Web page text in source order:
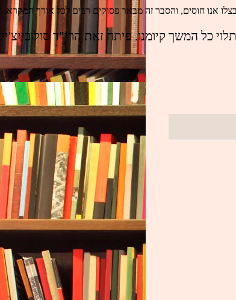
אנו חוסים, והסבר זה מבאר פסוקים רבים לכל אורך המקרא.
כל המשך קיומנו. פיתח זאת הרי"ד